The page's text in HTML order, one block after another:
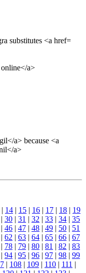
substitutes <a href=
a>
a> because <a
a>
| 14 | 15 | 16 | 17 | 18 | 19
| 30 | 31 | 32 | 33 | 34 | 35
| 46 | 47 | 48 | 49 | 50 | 51
| 62 | 63 | 64 | 65 | 66 | 67
| 78 | 79 | 80 | 81 | 82 | 83
| 94 | 95 | 96 | 97 | 98 | 99
| 108 | 109 | 110 | 111 |